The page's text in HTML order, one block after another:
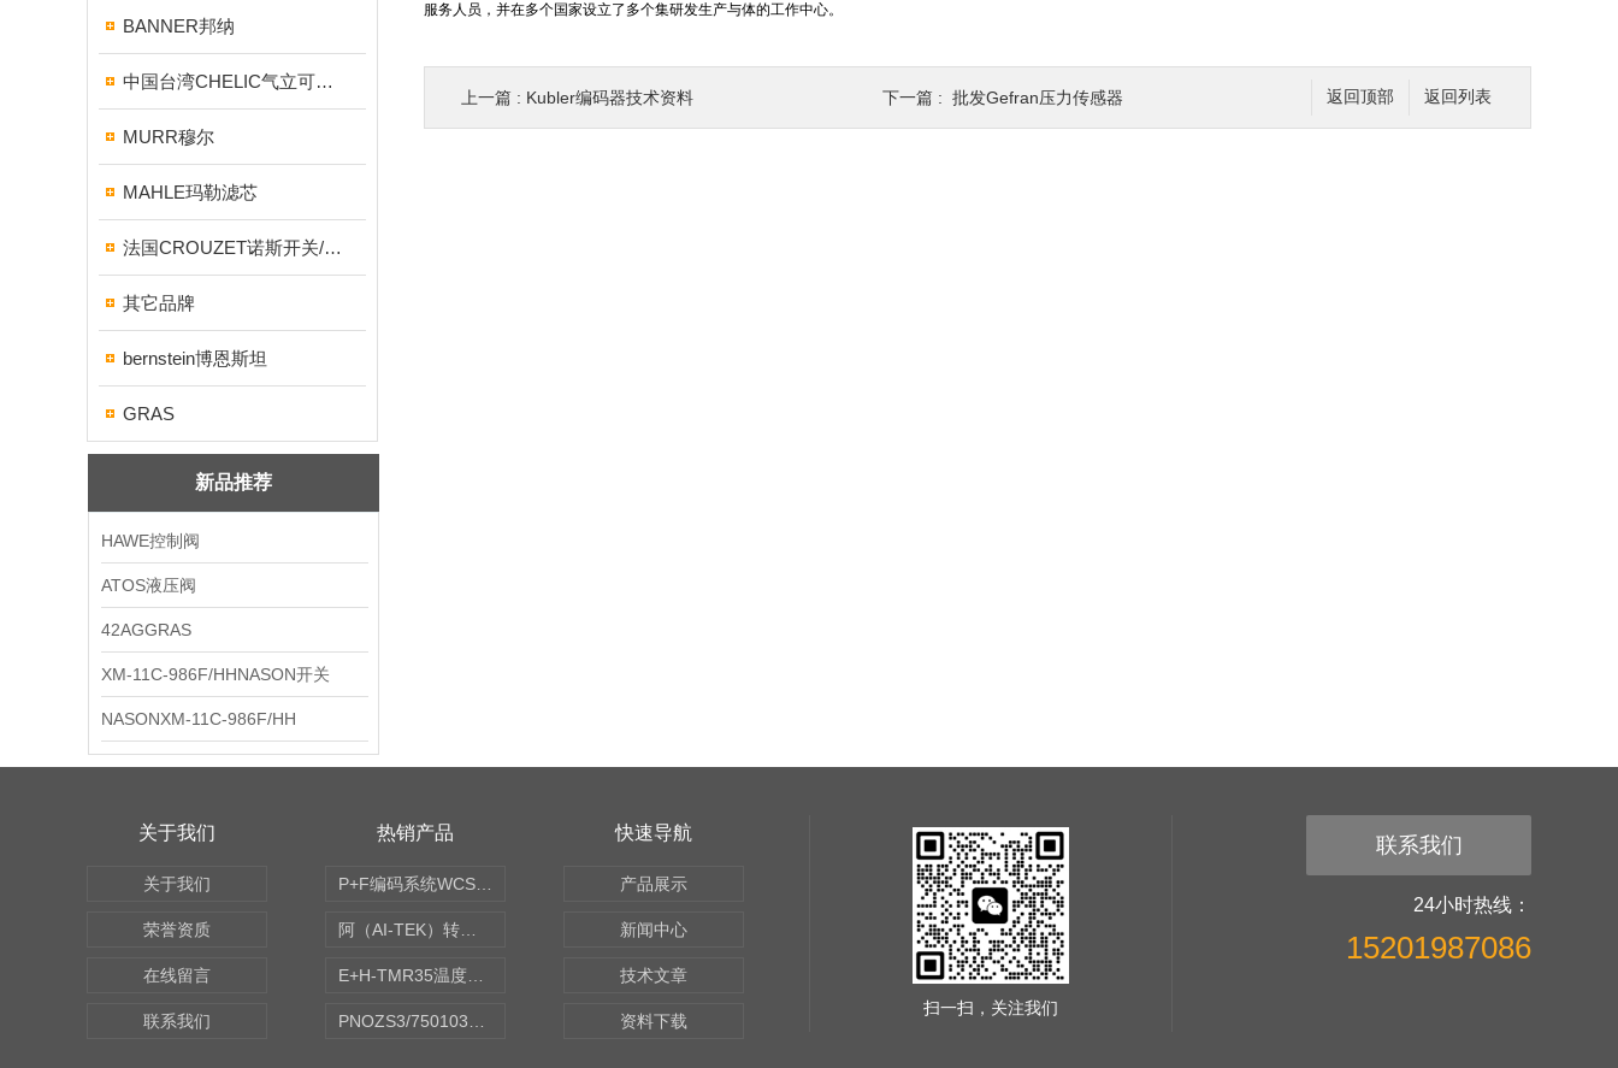
BANNER邦纳
中国台湾CHELIC气立可气缸/电磁阀
MURR穆尔
MAHLE玛勒滤芯
法国CROUZET诺斯开关/继电器
其它品牌
bernstein博恩斯坦
GRAS
新品推荐
HAWE控制阀
ATOS液压阀
42AGGRAS
XM-11C-986F/HHNASON开关
NASONXM-11C-986F/HH
服务人员，并在多个国家设立了多个集研发生产与体的工作中心。
返回列表
返回顶部
上一篇 : Kubler编码器技术资料 下一篇 : 批发Gefran压力传感器
关于我们
关于我们
荣誉资质
在线留言
联系我们
热销产品 快速导航
产品展示
新闻中心
技术文章
资料下载
扫一扫，关注我们
联系我们
24小时热线：
15201987086